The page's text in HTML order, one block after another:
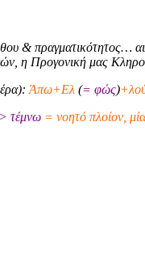
& πραγματικότητος…
η Προγονική μας
Άπω+Ελ (= φώς)
τέμνω = νοητό πλοίον,